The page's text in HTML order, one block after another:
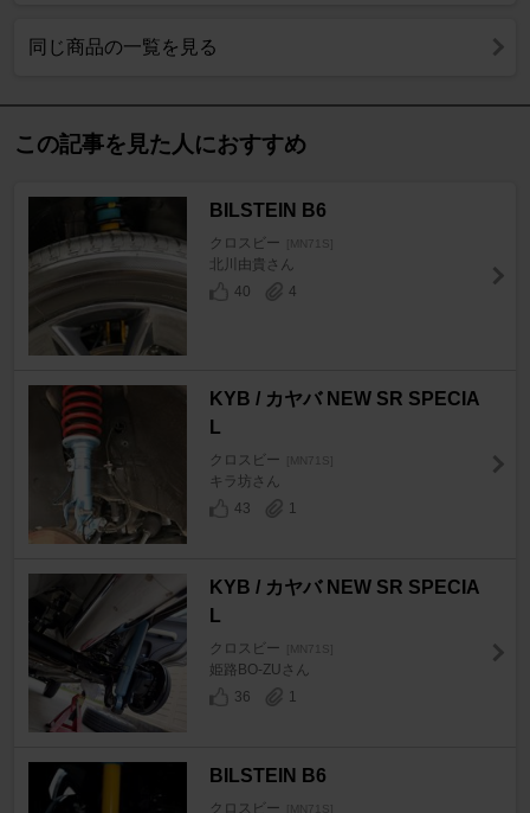
同じ商品の一覧を見る
この記事を見た人におすすめ
BILSTEIN B6
クロスビー [MN71S]
北川由貴さん
40
4
KYB / カヤバ NEW SR SPECIA
L
クロスビー [MN71S]
キラ坊さん
43
1
KYB / カヤバ NEW SR SPECIA
L
クロスビー [MN71S]
姫路BO-ZUさん
36
1
BILSTEIN B6
クロスビー [MN71S]